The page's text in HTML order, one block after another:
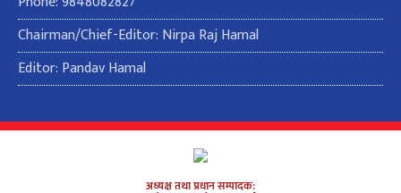
Chairman/Chief-Editor: Nirpa Raj Hamal
Editor: Pandav Hamal
अध्यक्ष तथा प्रधान सम्पादक: